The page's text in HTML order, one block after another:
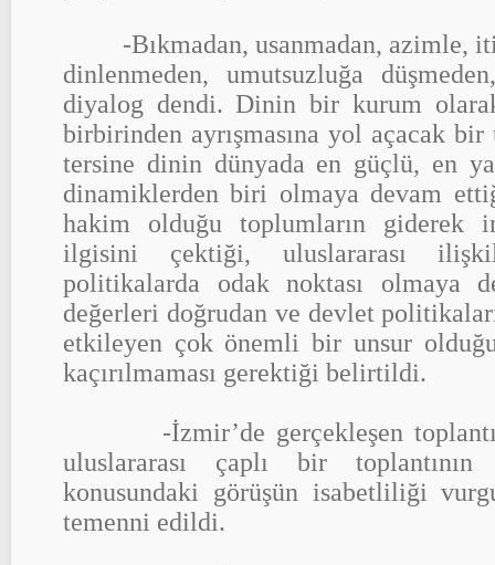
-Bıkmadan, usanmadan, azimle,
dinlenmeden, umutsuzluğa
diyalog dendi. Dinin bir kurum
birbirinden ayrışmasına yol açacak bir
tersine dinin dünyada en güçlü, en
dinamiklerden biri olmaya devam
hakim olduğu toplumların giderek
ilgisini çektiği, uluslararası
politikalarda odak noktası olmaya
değerleri doğrudan ve devlet
etkileyen çok önemli bir unsur
kaçırılmaması gerektiği belirtildi.
-İzmir’de gerçekleşen
uluslararası çaplı bir toplantının
konusundaki görüşün isabetliliği
temenni edildi.